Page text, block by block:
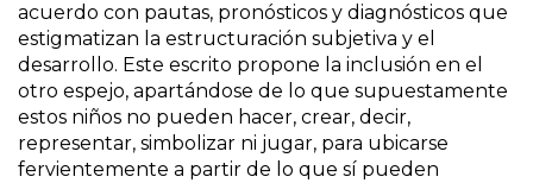
acuerdo con pautas, pronósticos y diagnósticos que
estigmatizan la estructuración subjetiva y el
desarrollo. Este escrito propone la inclusión en el
otro espejo, apartándose de lo que supuestamente
estos niños no pueden hacer, crear, decir,
representar, simbolizar ni jugar, para ubicarse
fervientemente a partir de lo que sí pueden